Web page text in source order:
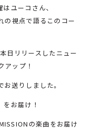
ユーコさん、
の視点で語るこのコー
日リリースしたニュー
アップ！
送りしました。
をお届け！
の楽曲をお届け